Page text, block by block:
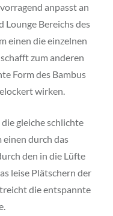
anpasst an
Lounge Bereichs des
einen die einzelnen
zum anderen
Form des Bambus
wirken.
gleiche schlichte
einen durch das
den in die Lüfte
leise Plätschern der
die entspannte